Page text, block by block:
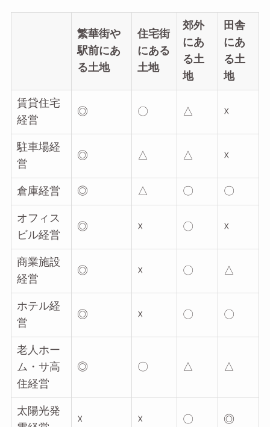
繁華街や
駅前にあ
る土地
住宅街
にある
土地
郊外
にあ
る土
地
田舎
にあ
る土
地
賃貸住宅
経営
◎ 〇 △ ☓
駐車場経
営
◎ △ △ ☓
倉庫経営 ◎ △ 〇 〇
オフィス
ビル経営
◎ ☓ 〇 ☓
商業施設
経営
◎ ☓ 〇 △
ホテル経
営
◎ ☓ 〇 〇
老人ホー
ム・サ高
住経営
◎ 〇 △ △
太陽光発
☓ ☓ 〇 ◎